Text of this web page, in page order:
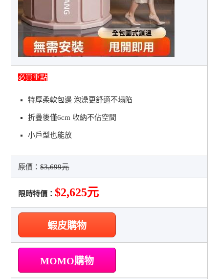
必買重點
特厚柔軟包邊 泡澡更舒適不塌陷
折疊後僅6cm 收納不佔空間
小戶型也能放
原價：$3,699元
限時特價：$2,625元
蝦皮購物
MOMO購物